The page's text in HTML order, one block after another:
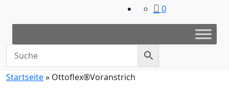
0
Startseite» Ottoflex®Voranstrich